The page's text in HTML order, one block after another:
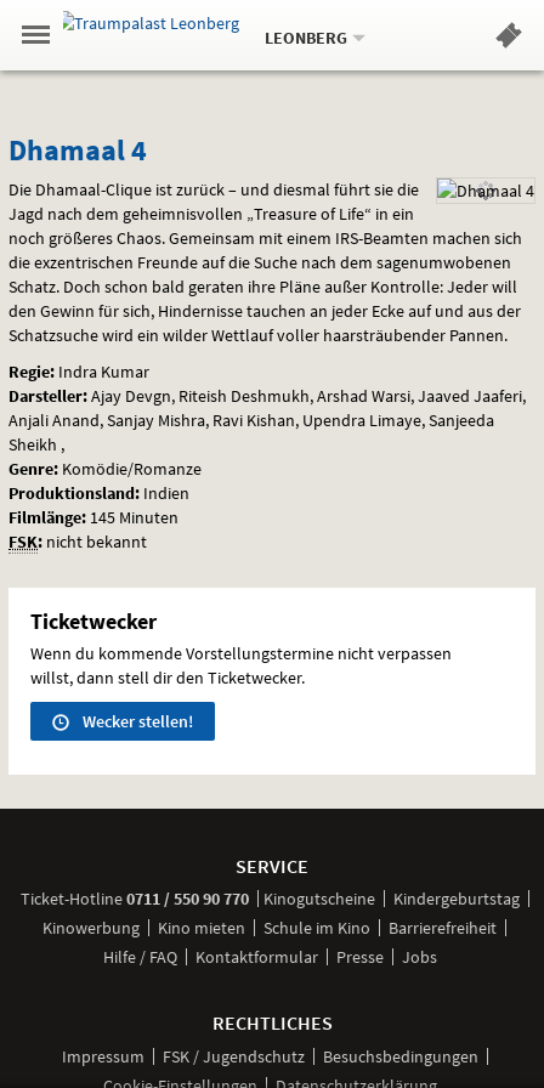
Springe
zum
,zum
.
Navigation
Gehe
zur
Standortauswahl
Standort:
LEONBERG.
Hinweis
Dhamaal
4
Dhamaal 4
Die Dhamaal-Clique ist zurück – und diesmal führt sie die
Jagd nach dem geheimnisvollen „Treasure of Life“ in ein
noch größeres Chaos. Gemeinsam mit einem IRS-Beamten machen sich
die exzentrischen Freunde auf die Suche nach dem sagenumwobenen
Schatz. Doch schon bald geraten ihre Pläne außer Kontrolle: Jeder will
den Gewinn für sich, Hindernisse tauchen an jeder Ecke auf und aus der
Schatzsuche wird ein wilder Wettlauf voller haarsträubender Pannen.
Regie: Indra Kumar
Darsteller:Ajay Devgn, Riteish Deshmukh, Arshad Warsi, Jaaved Jaaferi,
Anjali Anand, Sanjay Mishra, Ravi Kishan, Upendra Limaye, Sanjeeda
Sheikh ,
Genre: Komödie/Romanze
Produktionsland: Indien
Filmlänge: 145 Minuten
FSK: nicht bekannt
Ticketwecker
Wenn du kommende Vorstellungstermine nicht verpassen
willst, dann stell dir den Ticketwecker.
Wecker stellen!
SERVICE
Ticket-Hotline0711 / 550 90 770anrufen
Kinogutscheine
Kindergeburtstag
Kinowerbung
Kino mieten Schule im Kino
Barrierefreiheit
Hilfe / FAQ
Kontaktformular Presse Jobs
RECHTLICHES
Impressum FSK / Jugendschutz
Besuchsbedingungen